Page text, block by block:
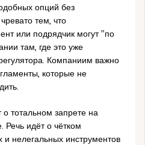
опций без
тем, что
или подрядчик могут "по
там, где это уже
Компаниим важно
которые не
тотальном запрете на
Речь идёт о чётком
и нелегальных инструментов